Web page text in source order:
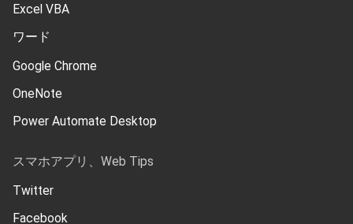
Excel VBA
ワード
Google Chrome
OneNote
Power Automate Desktop
スマホアプリ、Web Tips
Twitter
Facebook